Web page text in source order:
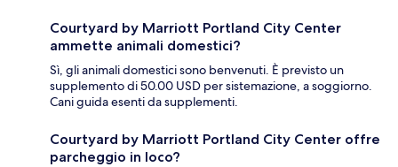
Courtyard by Marriott Portland City Center
ammette animali domestici?
Sì, gli animali domestici sono benvenuti. È previsto un
supplemento di 50.00 USD per sistemazione, a soggiorno.
Cani guida esenti da supplementi.
Courtyard by Marriott Portland City Center offre
parcheggio in loco?